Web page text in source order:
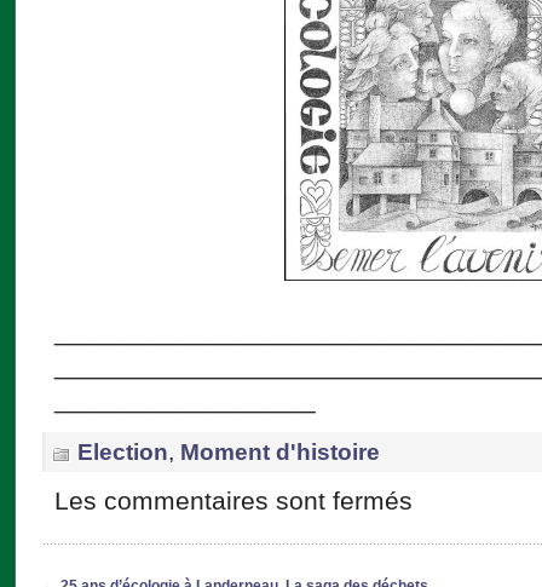
Election, Moment d'histoire
Les commentaires sont fermés